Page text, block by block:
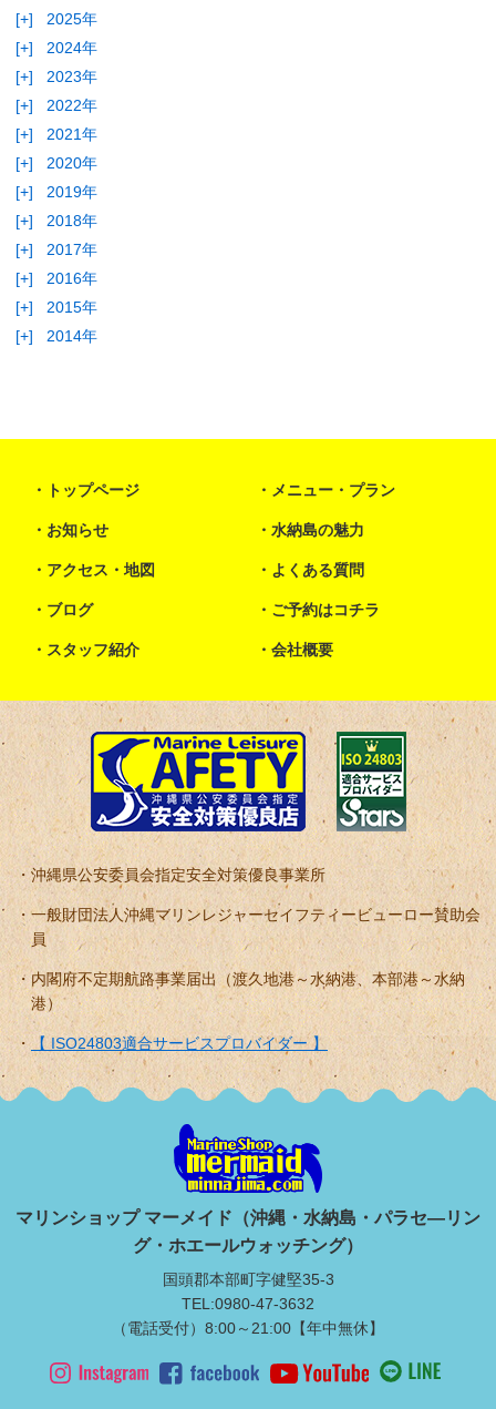
[+]
2025年
[+]
2024年
[+]
2023年
[+]
2022年
[+]
2021年
[+]
2020年
[+]
2019年
[+]
2018年
[+]
2017年
[+]
2016年
[+]
2015年
[+]
2014年
トップページ メニュー・プラン
お知らせ 水納島の魅力
アクセス・地図 よくある質問
ブログ ご予約はコチラ
スタッフ紹介 会社概要
沖縄県公安委員会指定安全対策優良事業所
一般財団法人沖縄マリンレジャーセイフティービューロー賛助会
員
内閣府不定期航路事業届出（渡久地港～水納港、本部港～水納
港）
【 ISO24803適合サービスプロバイダー 】
マリンショップ マーメイド（沖縄・水納島・パラセ―リン
グ・ホエールウォッチング）
国頭郡本部町字健堅35-3
TEL:0980-47-3632
（電話受付）8:00～21:00【年中無休】